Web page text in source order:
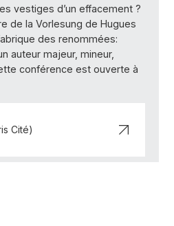
vestiges d’un effacement ?
de la Vorlesung de Hugues
des renommées:
auteur majeur, mineur,
conférence est ouverte à
Cité)